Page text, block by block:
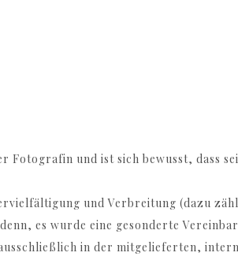
und ist sich bewusst, dass
und Verbreitung (dazu
es wurde eine gesonderte
in der mitgelieferten,